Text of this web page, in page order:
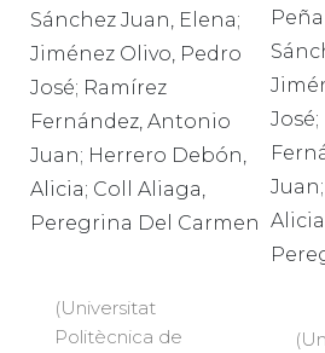
Sánchez Juan, Elena;
Jiménez Olivo, Pedro
José; Ramírez
Fernández, Antonio
Juan; Herrero Debón,
Alicia; Coll Aliaga,
Peregrina Del Carmen
(Universitat
Politècnica de